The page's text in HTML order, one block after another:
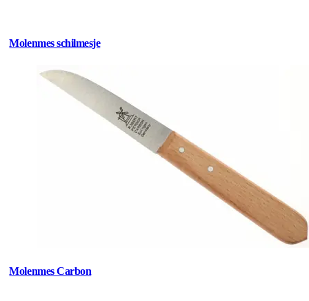
Molenmes schilmesje
Molenmes Carbon